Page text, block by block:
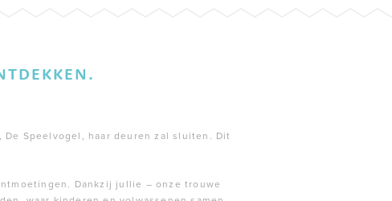
Speelvogel, haar deuren zal sluiten. Dit
Dankzij jullie – onze trouwe